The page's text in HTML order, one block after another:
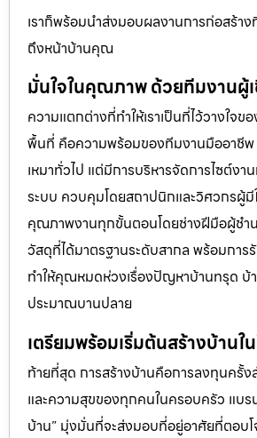
เราก็พร้อมนำส่งมอบผลงานการก่อสร้า
ถึงหน้าบ้านคุณ
มั่นใจในคุณภาพ ด้วยทีมงานผู้
ความแตกต่างที่ทำให้เราเป็นที่ไว้วางใจข
พื้นที่ คือความพร้อมของทีมงานมืออาชีพ
เหมาทั่วไป แต่มีการบริหารจัดการไซต์งา
ระบบ ควบคุมโดยสถาปนิกและวิศวกรผู้
คุณภาพงานทุกขั้นตอนโดยช่างฝีมือผู้ชำ
วัสดุที่ได้มาตรฐานระดับสากล พร้อมการ
ทำให้คุณหมดห่วงเรื่องปัญหาบ้านทรุด บ้
ประมาณบานปลาย
เตรียมพร้อมเริ่มต้นสร้างบ้านใ
ท้ายที่สุด การสร้างบ้านคือการลงทุนครั้
และความสุขของทุกคนในครอบครัว แบร
บ้าน” มุ่งมั่นที่จะส่งมอบที่อยู่อาศัยที่ตอบ